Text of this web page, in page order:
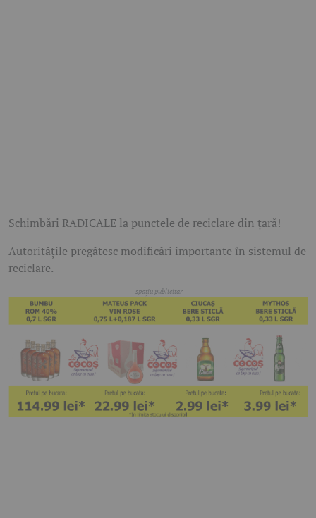
Schimbări RADICALE la punctele de reciclare din țară!
Autoritățile pregătesc modificări importante în sistemul de
reciclare.